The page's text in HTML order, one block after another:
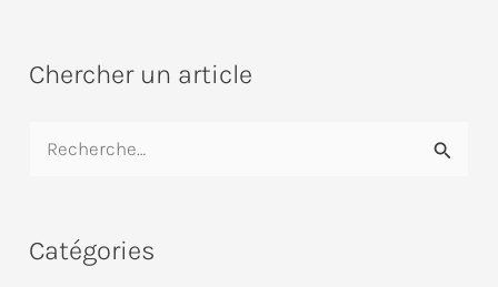
Chercher un article
h
Catégories